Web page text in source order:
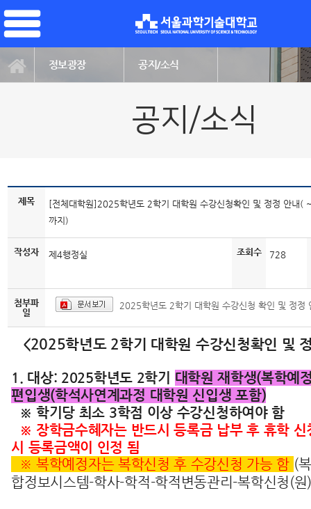
정보광장 공지/소식
공지/소식
제목
[전체대학원]2025학년도 2학기 대학원 수강신청확인 및 정정 안내
까지)
작성자 제4행정실 조회수 728
첨부파
일
2025학년도 2학기 대학원 수강신청 확인 및 정정
<2025학년도 2학기 대학원 수강신청확인 및
1. 대상: 2025학년도 2학기 대학원 재학생(복학예
편입생(학석사연계과정 대학원 신입생 포함)
※ 학기당 최소 3학점 이상 수강신청하여야 함
※ 장학금수혜자는 반드시 등록금 납부 후 휴학 신
시 등록금액이 인정 됨
※ 복학예정자는 복학신청 후 수강신청 가능 함 (
합정보시스템-학사-학적-학적변동관리-복학신청(